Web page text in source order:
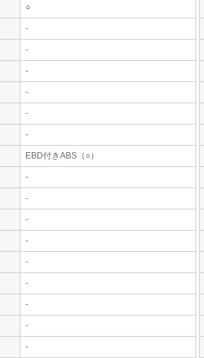
○
-
-
-
-
-
-
EBD付きABS（○）
-
-
-
-
-
-
-
-
-